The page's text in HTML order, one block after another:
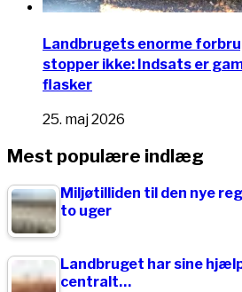
Landbrugets enorme
stopper ikke: Indsats er
flasker
25. maj 2026
Mest populære indlæg
Miljøtilliden til den nye
to uger
Landbruget har sine
centralt…